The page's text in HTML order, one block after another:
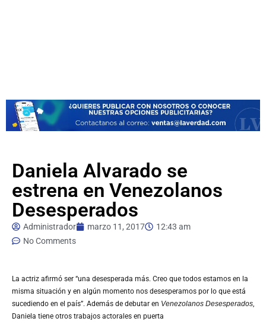
Daniela Alvarado se
estrena en Venezolanos
Desesperados
Administrador marzo 11, 2017
12:43 am
No Comments
La actriz afirmó ser “una desesperada más. Creo que todos estamos en la
misma situación y en algún momento nos desesperamos por lo que está
sucediendo en el país”. Además de debutar en Venezolanos Desesperados,
Daniela tiene otros trabajos actorales en puerta